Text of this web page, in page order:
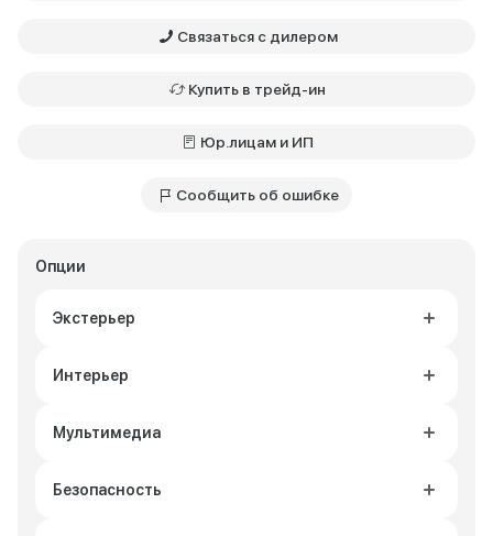
Опции
Экстерьер
Интерьер
Мультимедиа
Безопасность
Связаться с дилером
Купить в трейд-ин
Юр.лицам и ИП
Сообщить об ошибке